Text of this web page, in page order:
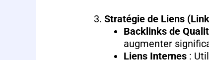
3. Stratégie de Liens
Backlinks de
augmenter
Liens Internes: